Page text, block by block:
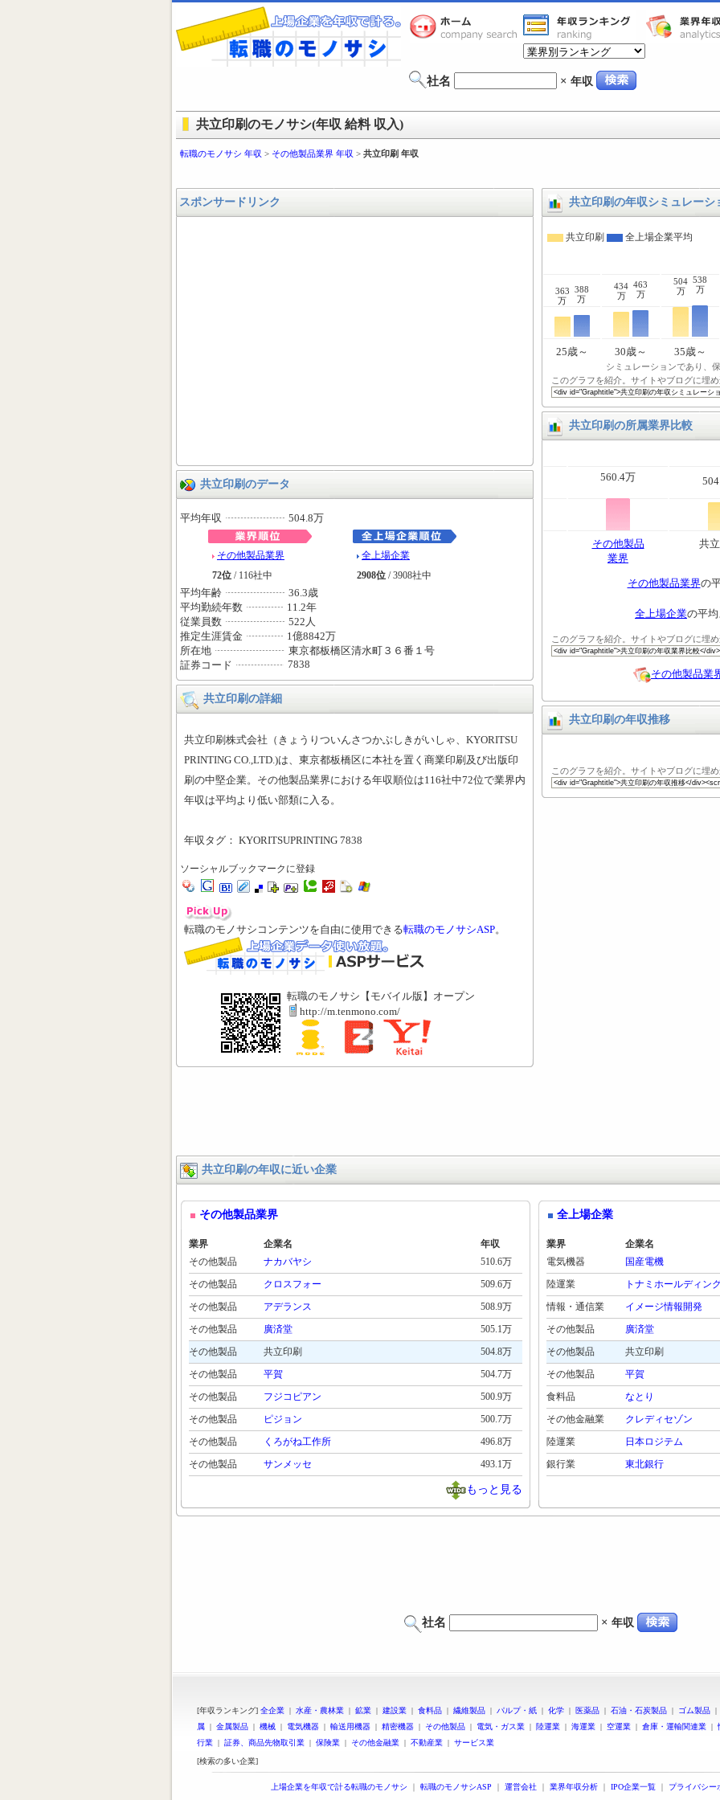
社名 × 年収
共立印刷のモノサシ(年収 給料 収入)
転職のモノサシ 年収 > その他製品業界 年収 > 共立印刷 年収
スポンサードリンク
共立印刷のデータ
平均年収 504.8万
その他製品業界
72位 / 116社中
全上場企業
2908位 / 3908社中
平均年齢
36.3歳
平均勤続年数
11.2年
従業員数
522人
推定生涯賃金
1億8842万
所在地
東京都板橋区清水町３６番１号
証券コード
7838
共立印刷の詳細
共立印刷株式会社（きょうりついんさつかぶしきがいしゃ、KYORITSU
PRINTING CO.,LTD.)は、東京都板橋区に本社を置く商業印刷及び出版印
刷の中堅企業。その他製品業界における年収順位は116社中72位で業界内
年収は平均より低い部類に入る。
年収タグ： KYORITSUPRINTING 7838
ソーシャルブックマークに登録
転職のモノサシコンテンツを自由に使用できる転職のモノサシASP。
転職のモノサシ【モバイル版】オープン
http://m.tenmono.com/
共立印刷の年収シミュレーシ
共立印刷 全上場企業平均
363
万
388
万
434
万
463
万
504
万
538
万
25歳～ 30歳～ 35歳～
シミュレーションであり、
このグラフを紹介。サイトやブログに埋
共立印刷の所属業界比較
560.4万
その他製品
業界
共
その他製品業界の
全上場企業の平
このグラフを紹介。サイトやブログに埋
その他製品業
共立印刷の年収推移
このグラフを紹介。サイトやブログに埋
共立印刷の年収に近い企業
その他製品業界
業界 企業名
年収
その他製品
ナカバヤシ
510.6万
その他製品
クロスフォー
509.6万
その他製品
アデランス
508.9万
その他製品
廣済堂
505.1万
その他製品
共立印刷
504.8万
その他製品
平賀
504.7万
その他製品
フジコピアン
500.9万
その他製品
ピジョン
500.7万
その他製品
くろがね工作所
496.8万
その他製品
サンメッセ 493.1万
もっと見る
全上場企業
業界
企業名
電気機器
国産電機
陸運業
トナミホールディン
情報・通信業
イメージ情報開発
その他製品
廣済堂
その他製品
共立印刷
その他製品
平賀
食料品
なとり
その他金融業
クレディセゾン
陸運業
日本ロジテム
銀行業
東北銀行
社名 × 年収
[年収ランキング] 全企業 | 水産・農林業 | 鉱業 | 建設業 | 食料品 | 繊維製品 | パルプ・紙 | 化学 | 医薬品 | 石油・石炭製品 | ゴム製品
属 | 金属製品 | 機械 | 電気機器 | 輸送用機器 | 精密機器 | その他製品 | 電気・ガス業 | 陸運業 | 海運業 | 空運業 | 倉庫・運輸関連業 |
行業 | 証券、商品先物取引業 | 保険業 | その他金融業 | 不動産業 | サービス業
[検索の多い企業]
上場企業を年収で計る転職のモノサシ ｜ 転職のモノサシASP ｜ 運営会社 ｜ 業界年収分析 ｜ IPO企業一覧 ｜ プライバシー